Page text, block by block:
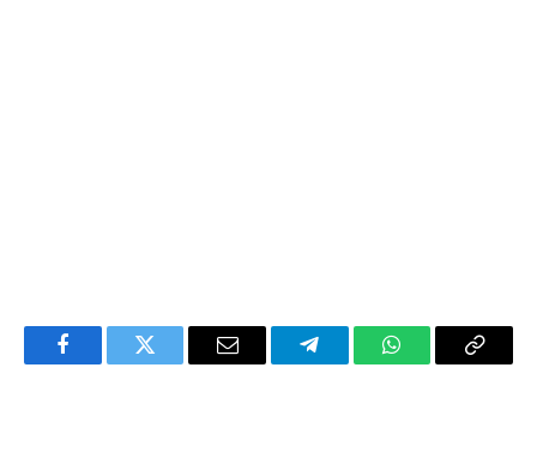
FacebookTwitter Email TelegramWhatsAppCopy